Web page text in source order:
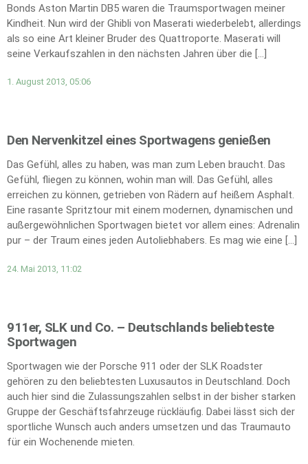
Bonds Aston Martin DB5 waren die Traumsportwagen meiner
Kindheit. Nun wird der Ghibli von Maserati wiederbelebt, allerdings
als so eine Art kleiner Bruder des Quattroporte. Maserati will
seine Verkaufszahlen in den nächsten Jahren über die […]
1. August 2013, 05:06
Den Nervenkitzel eines Sportwagens genießen
Das Gefühl, alles zu haben, was man zum Leben braucht. Das
Gefühl, fliegen zu können, wohin man will. Das Gefühl, alles
erreichen zu können, getrieben von Rädern auf heißem Asphalt.
Eine rasante Spritztour mit einem modernen, dynamischen und
außergewöhnlichen Sportwagen bietet vor allem eines: Adrenalin
pur – der Traum eines jeden Autoliebhabers. Es mag wie eine […]
24. Mai 2013, 11:02
911er, SLK und Co. – Deutschlands beliebteste
Sportwagen
Sportwagen wie der Porsche 911 oder der SLK Roadster
gehören zu den beliebtesten Luxusautos in Deutschland. Doch
auch hier sind die Zulassungszahlen selbst in der bisher starken
Gruppe der Geschäftsfahrzeuge rückläufig. Dabei lässt sich der
sportliche Wunsch auch anders umsetzen und das Traumauto
für ein Wochenende mieten.